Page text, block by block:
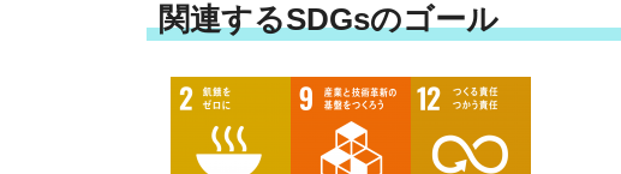
関連するSDGsのゴール